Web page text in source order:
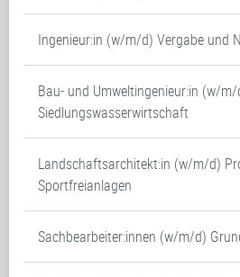
Ingenieur:in (w/m/d) Vergabe und
Bau- und Umweltingenieur:in (w/
Siedlungswasserwirtschaft
Landschaftsarchitekt:in (w/m/d)
Sportfreianlagen
Sachbearbeiter:innen (w/m/d)